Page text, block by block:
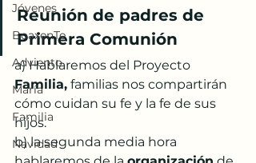
Jóvenes
BoaxenTe
Adviento
María
Familia
Navidad
Reunión de padres de
Primera Comunión
a) Hablaremos del Proyecto
Familia, familias nos compartirán
cómo cuidan su fe y la fe de sus
hijos.
b) la segunda media hora